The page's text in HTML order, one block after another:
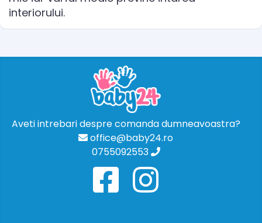
interiorului.
Aveti intrebari despre comanda dumneavoastra?
office@baby24.ro
0755092553